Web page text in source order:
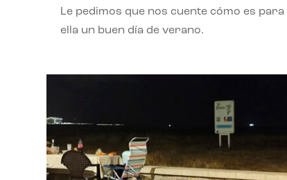
Le pedimos que nos cuente cómo es para
ella un buen día de verano.